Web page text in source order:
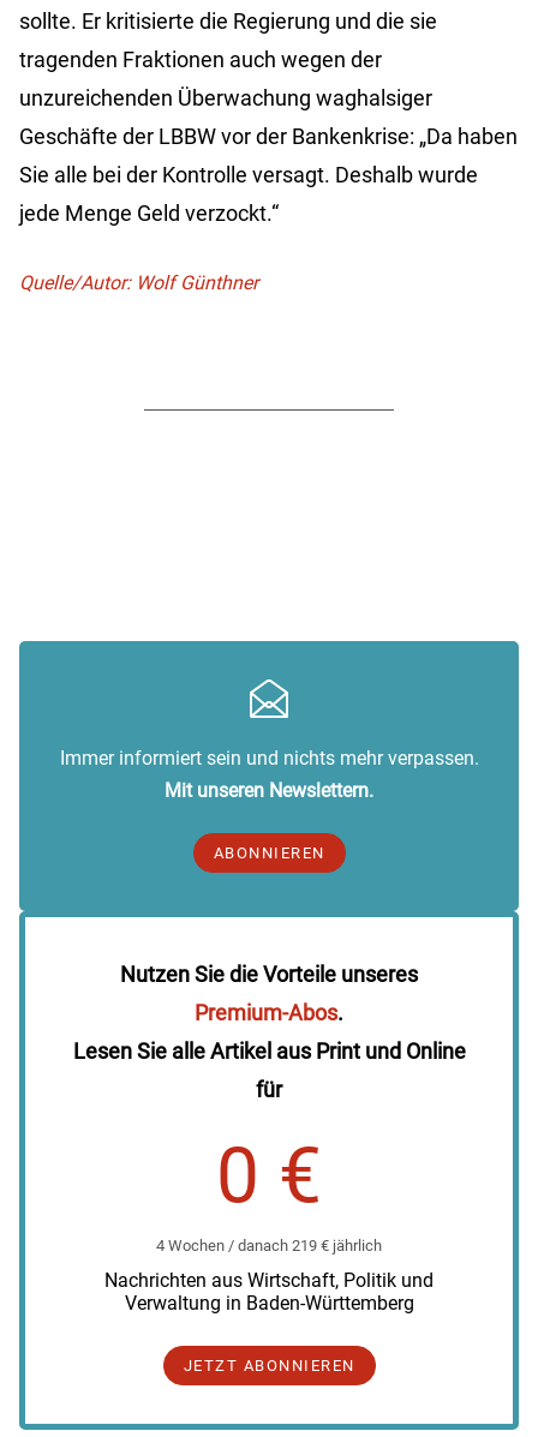
sollte. Er kritisierte die Regierung und die sie
tragenden Fraktionen auch wegen der
unzureichenden Überwachung waghalsiger
Geschäfte der LBBW vor der Bankenkrise: „Da haben
Sie alle bei der Kontrolle versagt. Deshalb wurde
jede Menge Geld verzockt.“
Quelle/Autor: Wolf Günthner
Immer informiert sein und nichts mehr verpassen.
Mit unseren Newslettern.
ABONNIEREN
Nutzen Sie die Vorteile unseres
Premium-Abos.
Lesen Sie alle Artikel aus Print und Online
für
0 €
4 Wochen / danach 219 € jährlich
Nachrichten aus Wirtschaft, Politik und
Verwaltung in Baden-Württemberg
JETZT ABONNIEREN